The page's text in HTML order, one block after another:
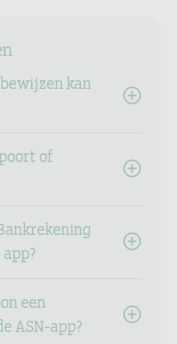
kan
of
een
ASN-app?